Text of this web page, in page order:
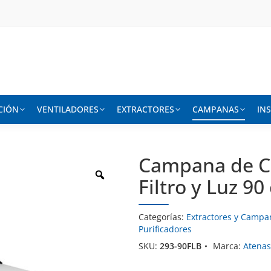
VENTILADORES EXTRACTORES CAMPANAS
Campana de
Filtro y Luz 90
Categorías: Extractores y
Purificadores
SKU:293-90FLB Marca:Atenas